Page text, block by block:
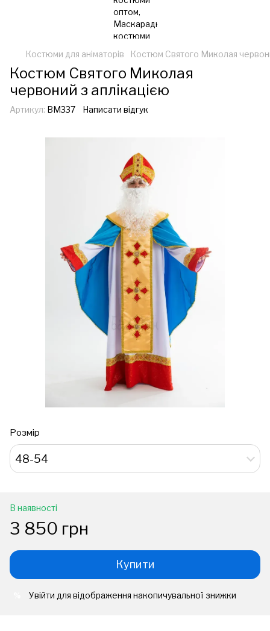
Костюми для аніматорів Костюм Святого Миколая
Костюм Святого Миколая
червоний з аплікацією
Артикул: ВМ337 Написати відгук
Розмір
48-54
В наявності
3 850 грн
Купити
Увійти для відображення накопичувальної знижки